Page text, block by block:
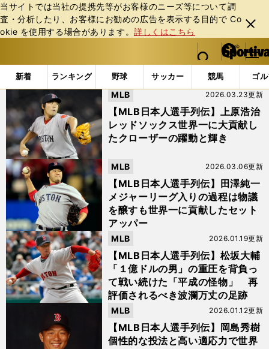
当サイトでは当社の提携先等がお客様のニーズ等について調
査・分析したり、お客様にお勧めの広告を表⽰する⽬的で Co
okie を使⽤する場合があります。詳しくはこちら
閉じ
る
web Sportiva (webスポルティーバ)
検索
マイペ
ー
ジ
メニュ
新着 ランキング 野球 サッカー 競馬 ゴ
b
ス
ル
テ
ィ
ー
バ
「#ボストン」の最新ニュース・ 情報
【MLB日本人選手列伝】上原浩治
レッドソックス世界一に大貢献し
たクローザーの躍動と輝き
2026.03.23更新
MLB
【MLB日本人選手列伝】田澤純一
メジャーリーグ入りの過程は物議
を醸すも世界一に貢献したセット
アッパー
2026.03.06更新
MLB
【MLB日本人選手列伝】松坂大輔
「１億ドルの男」の重圧を背負っ
て戦い続けた「平成の怪物」 再
評価されるべき波瀾万丈の足跡
2026.01.19更新
MLB
【MLB日本人選手列伝】岡島秀樹
個性的な投法と高い適応力で世界
2026.01.12更新
MLB